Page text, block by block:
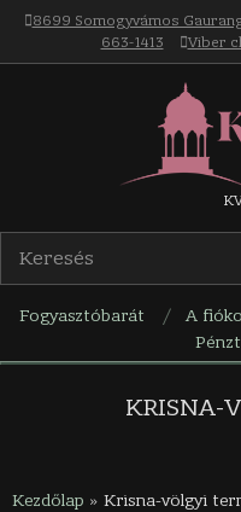
Skip
content
8699 Somogyvámos
663-1413
Viber
Krisna-
völgy
Fogyasztóbarát A
KRISNA-
Kezdőlap » Krisna-völgyi